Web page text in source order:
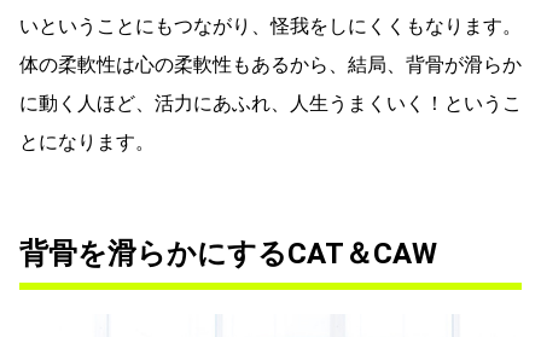
いということにもつながり、怪我をしにくくもなります。
体の柔軟性は心の柔軟性もあるから、結局、背骨が滑らか
に動く人ほど、活力にあふれ、人生うまくいく！というこ
とになります。
背骨を滑らかにするCAT＆CAW